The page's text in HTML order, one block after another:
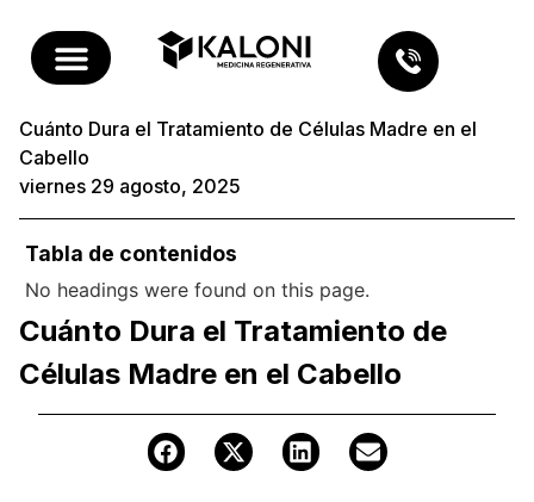
Cuánto Dura el Tratamiento de Células Madre en el
Cabello
viernes 29 agosto, 2025
Tabla de contenidos
No headings were found on this page.
Cuánto Dura el Tratamiento de
Células Madre en el Cabello